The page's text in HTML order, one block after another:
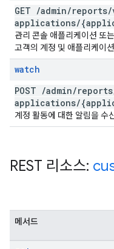
GET /admin/reports/
applications/
관리 콘솔 애플리케이션 또
고객의 계정 및 애플리케이
watch
POST /admin/reports
applications/
계정 활동에 대한 알림을 수
REST 리소스:
메서드